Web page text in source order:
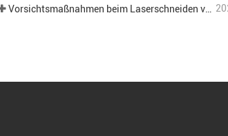
Vorsichtsmaßnahmen beim Laserschneiden verschiedener Bleche in der Blechbearbeitung.